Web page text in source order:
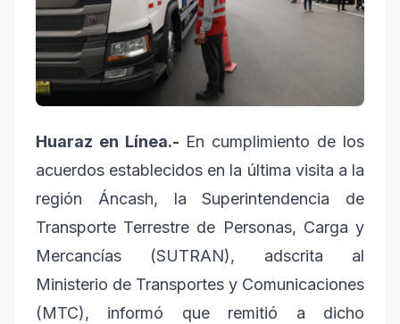
Huaraz en Línea.- En cumplimiento de los
acuerdos establecidos en la última visita a la
región Áncash, la Superintendencia de
Transporte Terrestre de Personas, Carga y
Mercancías (SUTRAN), adscrita al
Ministerio de Transportes y Comunicaciones
(MTC), informó que remitió a dicho